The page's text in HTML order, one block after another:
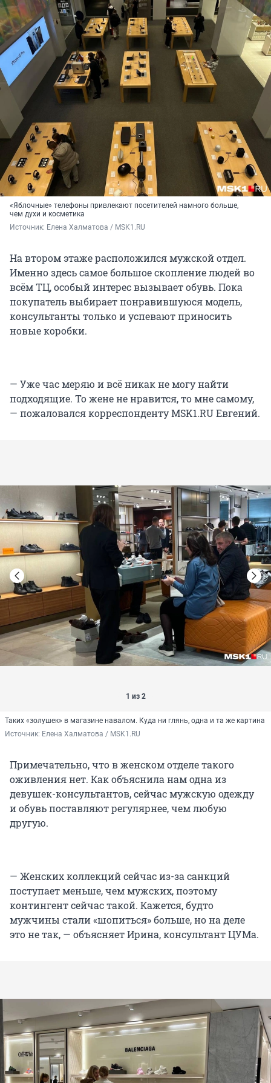
«Яблочные» телефоны привлекают посетителей намного больше,
чем духи и косметика
Источник: Елена Халматова / MSK1.RU
На втором этаже расположился мужской отдел.
Именно здесь самое большое скопление людей во
всём ТЦ, особый интерес вызывает обувь. Пока
покупатель выбирает понравившуюся модель,
консультанты только и успевают приносить
новые коробки.
— Уже час меряю и всё никак не могу найти
подходящие. То жене не нравится, то мне самому,
— пожаловался корреспонденту MSK1.RU Евгений.
1 из 2
Таких «золушек» в магазине навалом. Куда ни глянь, одна и та же картина
Источник: Елена Халматова / MSK1.RU
Примечательно, что в женском отделе такого
оживления нет. Как объяснила нам одна из
девушек-консультантов, сейчас мужскую одежду
и обувь поставляют регулярнее, чем любую
другую.
— Женских коллекций сейчас из-за санкций
поступает меньше, чем мужских, поэтому
контингент сейчас такой. Кажется, будто
мужчины стали «шопиться» больше, но на деле
это не так, — объясняет Ирина, консультант ЦУМа.